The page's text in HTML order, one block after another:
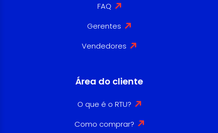
FAQ
Gerentes
Vendedores
Área do cliente
O que é o RTU?
Como comprar?